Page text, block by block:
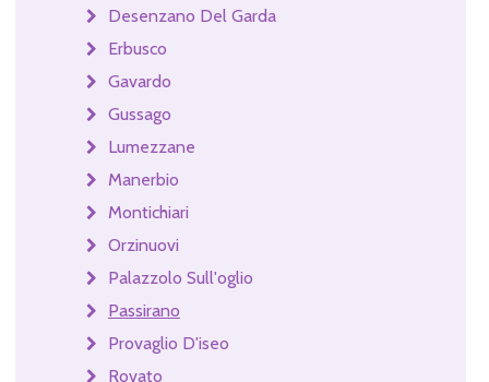
Desenzano Del Garda
Erbusco
Gavardo
Gussago
Lumezzane
Manerbio
Montichiari
Orzinuovi
Palazzolo Sull'oglio
Passirano
Provaglio D'iseo
Rovato